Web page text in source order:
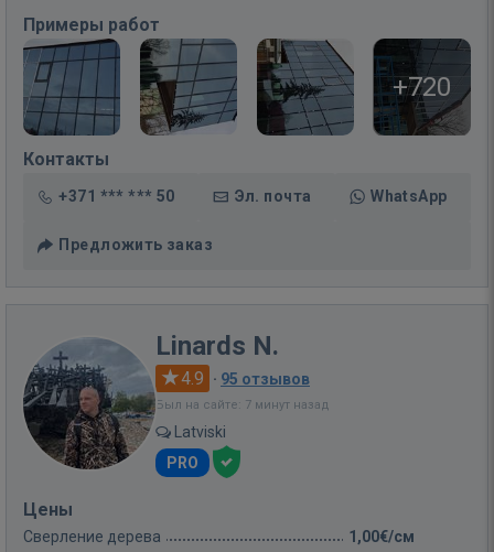
Примеры работ
+720
Контакты
+371 *** *** 50 Эл. почта WhatsApp
Предложить заказ
Linards N.
4.9 · 95 отзывов
Был на сайте: 7 минут назад
Latviski
PRO
Цены
Сверление дерева 1,00€/см